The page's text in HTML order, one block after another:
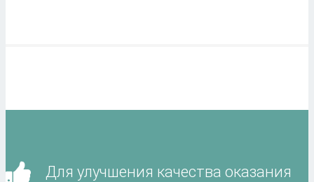
Для улучшения качества оказания